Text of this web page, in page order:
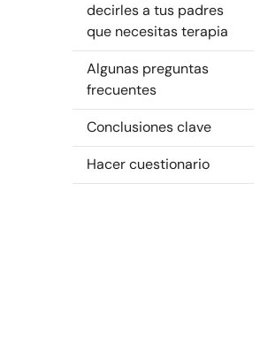
decirles a tus padres
que necesitas terapia
Algunas preguntas
frecuentes
Conclusiones clave
Hacer cuestionario